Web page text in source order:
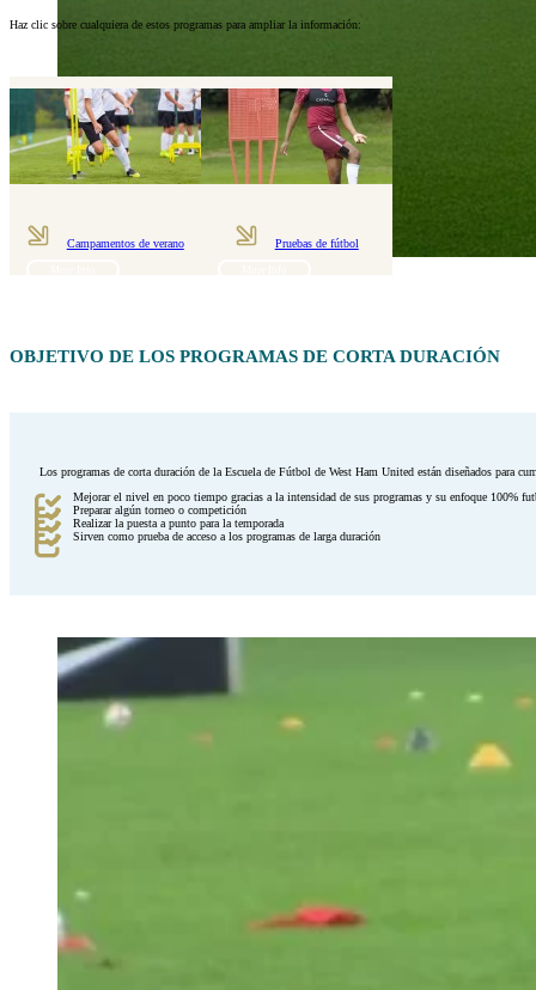
Haz clic sobre cualquiera de estos programas para ampliar la información:
Campamentos de verano Pruebas de fútbol
OBJETIVO DE LOS PROGRAMAS DE CORTA DURACIÓN
Los programas de corta duración de la Escuela de Fútbol de West Ham United están diseñados para
Mejorar el nivel en poco tiempo gracias a la intensidad de sus programas y su enfoque 100%
Preparar algún torneo o competición
Realizar la puesta a punto para la temporada
Sirven como prueba de acceso a los programas de larga duración